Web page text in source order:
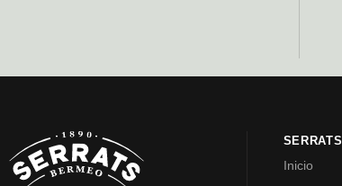
SERRATS
Inicio